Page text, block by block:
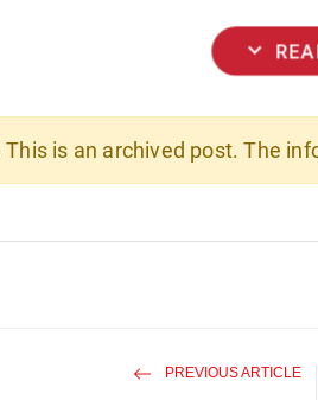
expand_more
This is an archived post. The
PREVIOUS ARTICLE